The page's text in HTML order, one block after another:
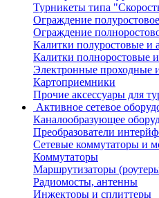
Турникеты типа
Ограждение
Ограждение
Калитки полуростовые и
Калитки полноростовые
Электронные проходные
Картоприемники
Прочие аксессуары для
Активное сетевое
Каналообразующее
Преобразователи
Сетевые коммутаторы и
Коммутаторы
Маршрутизаторы
Радиомосты, антенны
Инжекторы и сплиттеры